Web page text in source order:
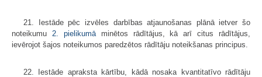
21. Iestāde pēc izvēles darbības atjaunošanas plānā ietver šo
noteikumu 2. pielikumāminētos rādītājus, kā arī citus rādītājus,
ievērojot šajos noteikumos paredzētos rādītāju noteikšanas principus.
22. Iestāde apraksta kārtību, kādā nosaka kvantitatīvo rādītāju